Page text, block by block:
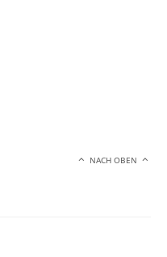
NACH OBEN